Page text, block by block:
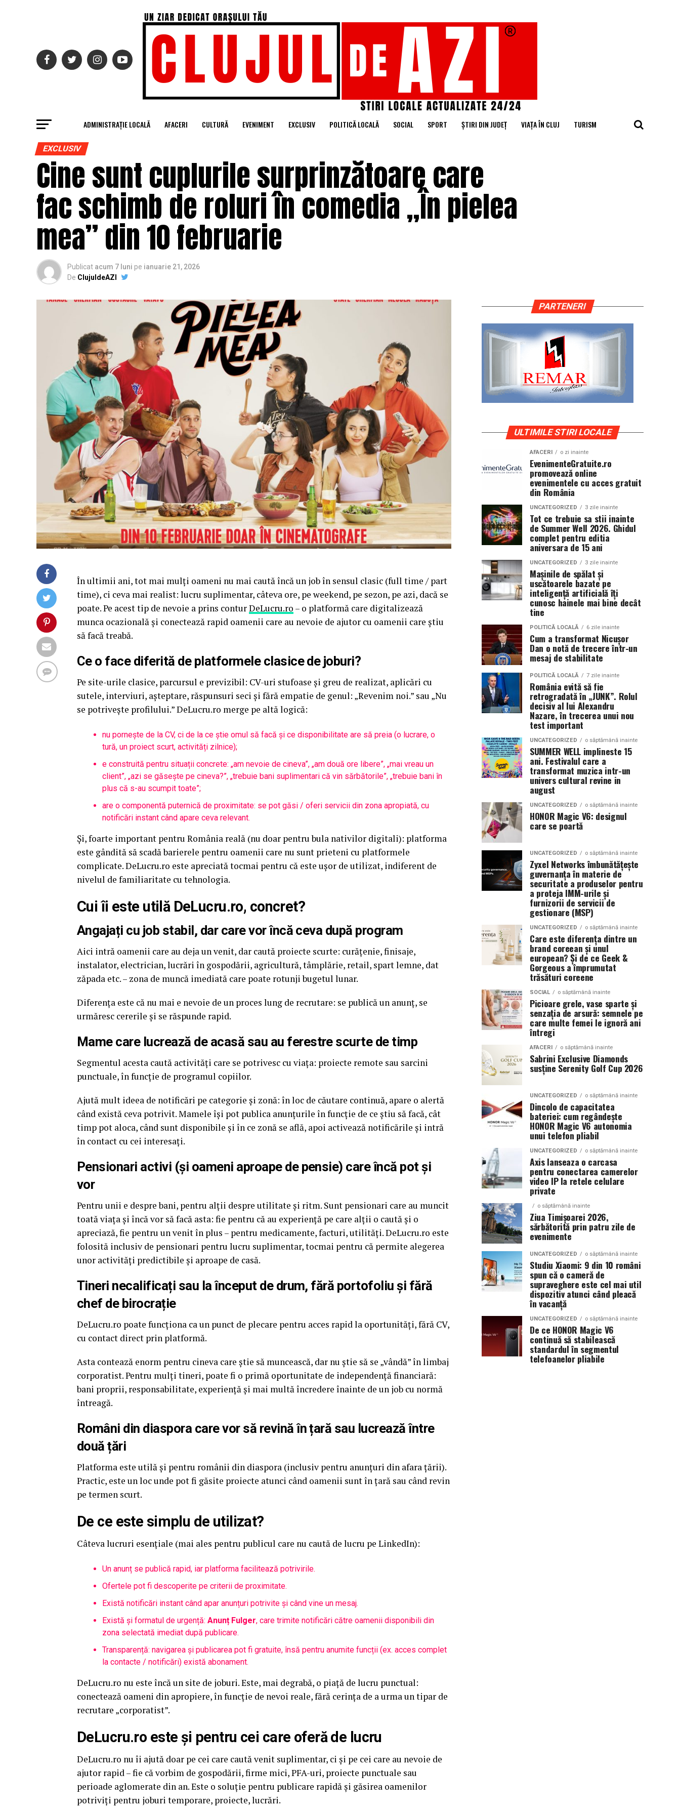
ADMINISTRAȚIE LOCALĂ AFACERI CULTURĂ EVENIMENT EXCLUSIV POLITICĂ LOCALĂ SOCIAL SPORT ȘTIRI DIN JUDEȚ VIAȚA ÎN CLUJ TURISM
EXCLUSIV
Cine sunt cuplurile surprinzătoare care
fac schimb de roluri în comedia „În pielea
mea” din 10 februarie
Publicat acum 7 luni pe ianuarie 21, 2026
De ClujuldeAZI
În ultimii ani, tot mai mulți oameni nu mai caută încă un job în sensul clasic (full time / part
time), ci ceva mai realist: lucru suplimentar, câteva ore, pe weekend, pe sezon, pe azi, dacă se
poate. Pe acest tip de nevoie a prins conturDeLucru.ro – o platformă care digitalizează
munca ocazională și conectează rapid oamenii care au nevoie de ajutor cu oamenii care știu
să facă treabă.
Ce o face diferită de platformele clasice de joburi?
Pe site-urile clasice, parcursul e previzibil: CV-uri stufoase și greu de realizat, aplicări cu
sutele, interviuri, așteptare, răspunsuri seci și fără empatie de genul: „Revenim noi.” sau „Nu
se potrivește profilului.” DeLucru.ro merge pe altă logică:
nu pornește de la CV, ci de la ce știe omul să facă și ce disponibilitate are să preia (o lucrare, o
tură, un proiect scurt, activități zilnice);
e construită pentru situații concrete: „am nevoie de cineva”, „am două ore libere”, „mai vreau un
client”, „azi se găsește pe cineva?”, „trebuie bani suplimentari că vin sărbătorile”, „trebuie bani în
plus că s-au scumpit toate”;
are o componentă puternică de proximitate: se pot găsi / oferi servicii din zona apropiată, cu
notificări instant când apare ceva relevant.
Și, foarte important pentru România reală (nu doar pentru bula nativilor digitali): platforma
este gândită să scadă barierele pentru oamenii care nu sunt prieteni cu platformele
complicate. DeLucru.ro este apreciată tocmai pentru că este ușor de utilizat, indiferent de
nivelul de familiaritate cu tehnologia.
Cui îi este utilă DeLucru.ro, concret?
Angajați cu job stabil, dar care vor încă ceva după program
Aici intră oamenii care au deja un venit, dar caută proiecte scurte: curățenie, finisaje,
instalator, electrician, lucrări în gospodării, agricultură, tâmplărie, retail, spart lemne, dat
zăpada etc. – zona de muncă imediată care poate rotunji bugetul lunar.
Diferența este că nu mai e nevoie de un proces lung de recrutare: se publică un anunț, se
urmăresc cererile și se răspunde rapid.
Mame care lucrează de acasă sau au ferestre scurte de timp
Segmentul acesta caută activități care se potrivesc cu viața: proiecte remote sau sarcini
punctuale, în funcție de programul copiilor.
Ajută mult ideea de notificări pe categorie și zonă: în loc de căutare continuă, apare o alertă
când există ceva potrivit. Mamele își pot publica anunțurile în funcție de ce știu să facă, cât
timp pot aloca, când sunt disponibile și în ce zonă se află, apoi activează notificările și intră
în contact cu cei interesați.
Pensionari activi (și oameni aproape de pensie) care încă pot și
vor
Pentru unii e despre bani, pentru alții despre utilitate și ritm. Sunt pensionari care au muncit
toată viața și încă vor să facă asta: fie pentru că au experiență pe care alții o caută și o
apreciază, fie pentru un venit în plus – pentru medicamente, facturi, utilități. DeLucru.ro este
folosită inclusiv de pensionari pentru lucru suplimentar, tocmai pentru că permite alegerea
unor activități predictibile și aproape de casă.
Tineri necalificați sau la început de drum, fără portofoliu și fără
chef de birocrație
DeLucru.ro poate funcționa ca un punct de plecare pentru acces rapid la oportunități, fără CV,
cu contact direct prin platformă.
Asta contează enorm pentru cineva care știe să muncească, dar nu știe să se „vândă” în limbaj
corporatist. Pentru mulți tineri, poate fi o primă oportunitate de independență financiară:
bani proprii, responsabilitate, experiență și mai multă încredere înainte de un job cu normă
întreagă.
Români din diaspora care vor să revină în țară sau lucrează între
două țări
Platforma este utilă și pentru românii din diaspora (inclusiv pentru anunțuri din afara țării).
Practic, este un loc unde pot fi găsite proiecte atunci când oamenii sunt în țară sau când revin
pe termen scurt.
De ce este simplu de utilizat?
Câteva lucruri esențiale (mai ales pentru publicul care nu caută de lucru pe LinkedIn):
Un anunț se publică rapid, iar platforma facilitează potrivirile.
Ofertele pot fi descoperite pe criterii de proximitate.
Există notificări instant când apar anunțuri potrivite și când vine un mesaj.
Există și formatul de urgență: Anunț Fulger, care trimite notificări către oamenii disponibili din
zona selectată imediat după publicare.
Transparență: navigarea și publicarea pot fi gratuite, însă pentru anumite funcții (ex. acces complet
la contacte / notificări) există abonament.
DeLucru.ro nu este încă un site de joburi. Este, mai degrabă, o piață de lucru punctual:
conectează oameni din apropiere, în funcție de nevoi reale, fără cerința de a urma un tipar de
recrutare „corporatist”.
DeLucru.ro este și pentru cei care oferă de lucru
DeLucru.ro nu îi ajută doar pe cei care caută venit suplimentar, ci și pe cei care au nevoie de
ajutor rapid – fie că vorbim de gospodării, firme mici, PFA-uri, proiecte punctuale sau
perioade aglomerate din an. Este o soluție pentru publicare rapidă și găsirea oamenilor
potriviți pentru joburi temporare, proiecte, lucrări.
PARTENERI
ULTIMILE STIRI LOCALE
AFACERI o zi inainte
EvenimenteGratuite.ro
promovează online
evenimentele cu acces gratuit
din România
UNCATEGORIZED 3 zile inainte
Tot ce trebuie sa stii inainte
de Summer Well 2026. Ghidul
complet pentru editia
aniversara de 15 ani
UNCATEGORIZED 3 zile inainte
Mașinile de spălat și
uscătoarele bazate pe
inteligență artificială îți
cunosc hainele mai bine decât
tine
POLITICĂ LOCALĂ 6 zile inainte
Cum a transformat Nicușor
Dan o notă de trecere într-un
mesaj de stabilitate
POLITICĂ LOCALĂ 7 zile inainte
România evită să fie
retrogradată în „JUNK”. Rolul
decisiv al lui Alexandru
Nazare, în trecerea unui nou
test important
UNCATEGORIZED o săptămână inainte
SUMMER WELL implineste 15
ani. Festivalul care a
transformat muzica intr-un
univers cultural revine in
august
UNCATEGORIZED o săptămână inainte
HONOR Magic V6: designul
care se poartă
UNCATEGORIZED o săptămână inainte
Zyxel Networks îmbunătățește
guvernanța în materie de
securitate a produselor pentru
a proteja IMM-urile și
furnizorii de servicii de
gestionare (MSP)
UNCATEGORIZED o săptămână inainte
Care este diferența dintre un
brand coreean și unul
european? Și de ce Geek &
Gorgeous a împrumutat
trăsături coreene
SOCIAL o săptămână inainte
Picioare grele, vase sparte și
senzația de arsură: semnele pe
care multe femei le ignoră ani
întregi
AFACERI o săptămână inainte
Sabrini Exclusive Diamonds
susține Serenity Golf Cup 2026
UNCATEGORIZED o săptămână inainte
Dincolo de capacitatea
bateriei: cum regândește
HONOR Magic V6 autonomia
unui telefon pliabil
UNCATEGORIZED o săptămână inainte
Axis lanseaza o carcasa
pentru conectarea camerelor
video IP la retele celulare
private
o săptămână inainte
Ziua Timișoarei 2026,
sărbătorită prin patru zile de
evenimente
UNCATEGORIZED o săptămână inainte
Studiu Xiaomi: 9 din 10 români
spun că o cameră de
supraveghere este cel mai util
dispozitiv atunci când pleacă
în vacanță
UNCATEGORIZED o săptămână inainte
De ce HONOR Magic V6
continuă să stabilească
standardul în segmentul
telefoanelor pliabile